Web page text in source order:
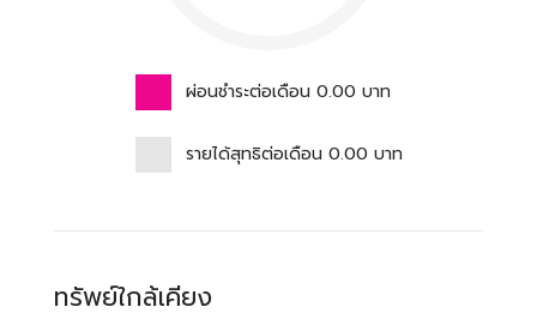
ผ่อนชำระต่อเดือน 0.00 บาท
รายได้สุทธิต่อเดือน 0.00 บาท
ทรัพย์ใกล้เคียง